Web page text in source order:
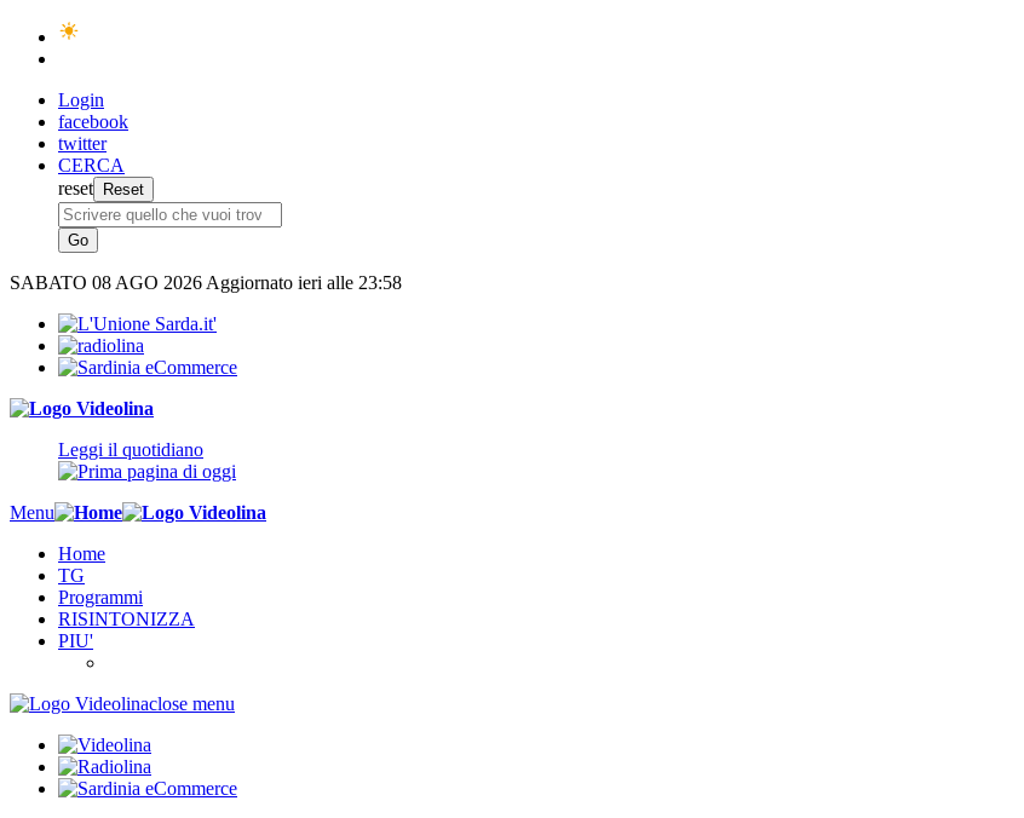
Login
facebook
twitter
CERCA
reset
SABATO 08 AGO 2026 Aggiornato ieri alle 23:58
Leggi il quotidiano
Menu
Home
TG
Programmi
RISINTONIZZA
PIU'
close menu